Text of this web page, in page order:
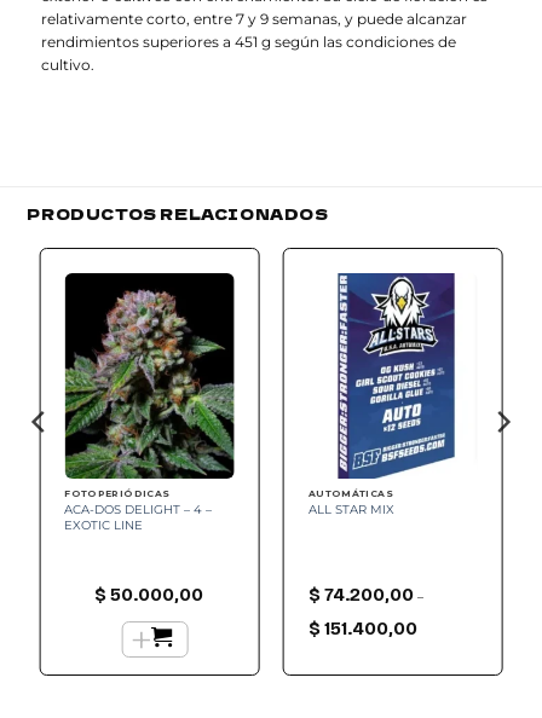
relativamente corto, entre 7 y 9 semanas, y puede alcanzar
rendimientos superiores a 451 g según las condiciones de
cultivo.
PRODUCTOS RELACIONADOS
FOTOPERIÓDICAS
ACA-DOS DELIGHT – 4 –
EXOTIC LINE
$50.000,00
+
wishlist
AUTOMÁTICAS
ALL STAR MIX
$74.200,00 –
$151.400,00de
precios: